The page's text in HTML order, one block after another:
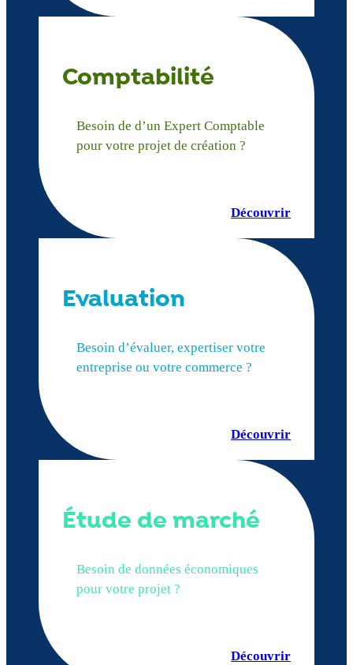
Comptabilité
Besoin de d’un Expert Comptable
pour votre projet de création ?
Découvrir
Evaluation
Besoin d’évaluer, expertiser votre
entreprise ou votre commerce ?
Découvrir
Étude de marché
Besoin de données économiques
pour votre projet ?
Découvrir